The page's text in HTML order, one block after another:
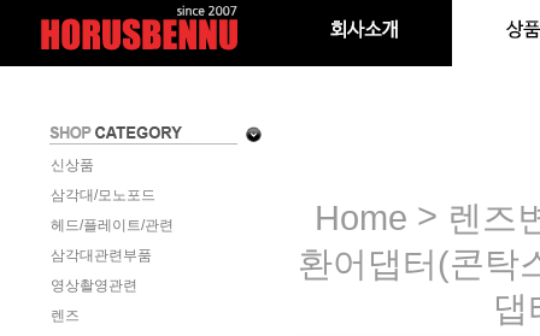
신상품
삼각대/모노포드
헤드/플레이트/관련
삼각대관련부품
영상촬영관련
렌즈
Home > 렌즈
환어댑터(콘탁
댑